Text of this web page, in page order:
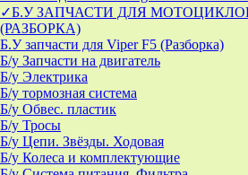
✓Б.У ЗАПЧАСТИ ДЛЯ
(РАЗБОРКА)
Б.У запчасти для Viper F5 (Разборка)
Б/у Запчасти на двигатель
Б/у Электрика
Б/у тормозная система
Б/у Обвес. пластик
Б/у Тросы
Б/у Цепи. Звёзды. Ходовая
Б/у Колеса и комплектующие